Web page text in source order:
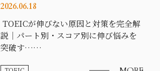
2026.06.18
TOEICが伸びない原因と対策を完全解
説｜パート別・スコア別に伸び悩みを
突破す……